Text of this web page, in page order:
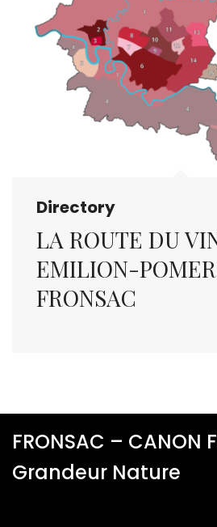
Directory
LA ROUTE DU
EMILION-
FRONSAC
FRONSAC – CANON
Grandeur Nature